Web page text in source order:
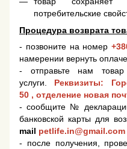
потребительские
Процедура возврата
- позвоните на номер
намерении вернуть
- отправьте нам товар
услуги. Реквизиты:
50 , отделение новая
- сообщите №
банковской карты для
mail petlife.in@gmail.com
- после получения,